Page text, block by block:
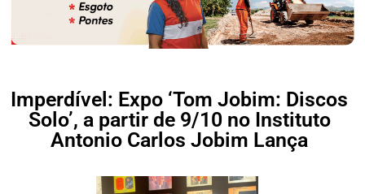
Imperdível: Expo ‘Tom Jobim: Discos
Solo’, a partir de 9/10 no Instituto
Antonio Carlos Jobim Lança